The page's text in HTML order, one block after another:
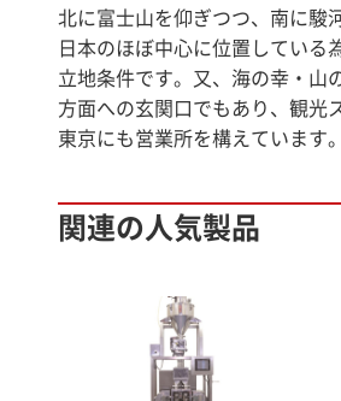
北に富士山を仰ぎつつ、南に駿
日本のほぼ中心に位置している
立地条件です。又、海の幸・山
方面への玄関口でもあり、観光
関連の人気製品